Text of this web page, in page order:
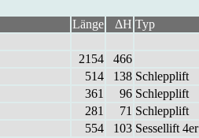
Länge ΔH Typ
2154
466
514 138 Schlepp­lift
361 96 Schlepp­lift
281 71 Schlepp­lift
554 103 Ses­sel­lift 4er